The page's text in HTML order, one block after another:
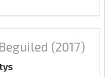
(2017)